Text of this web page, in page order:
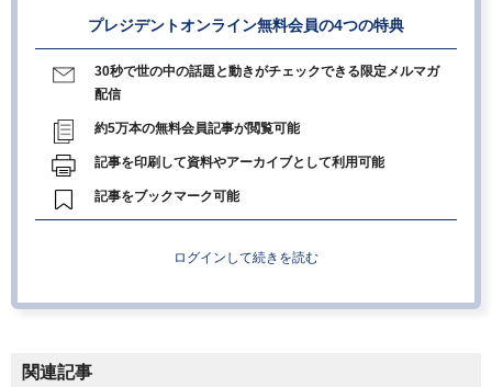
プレジデントオンライン無料会員の4つの特典
30秒で世の中の話題と動きがチェックできる限定メルマガ
配信
約5万本の無料会員記事が閲覧可能
記事を印刷して資料やアーカイブとして利用可能
記事をブックマーク可能
ログインして続きを読む
関連記事